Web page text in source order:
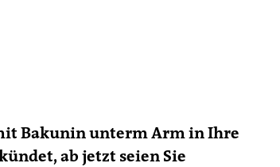
Bakunin unterm Arm in Ihre
ab jetzt seien Sie